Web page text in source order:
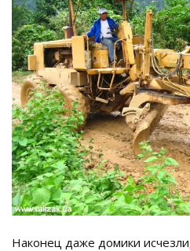
Наконец даже домики